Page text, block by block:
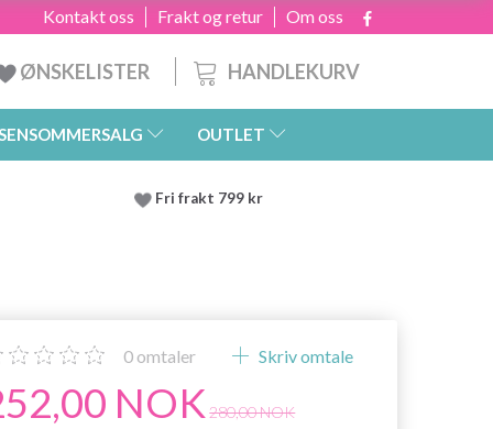
Om oss
Frakt og retur
Kontakt oss
HANDLEKURV
ØNSKELISTER
OUTLET
Fri frakt 799 kr
0 omtaler Skriv omtale
NOK 280,00 NOK